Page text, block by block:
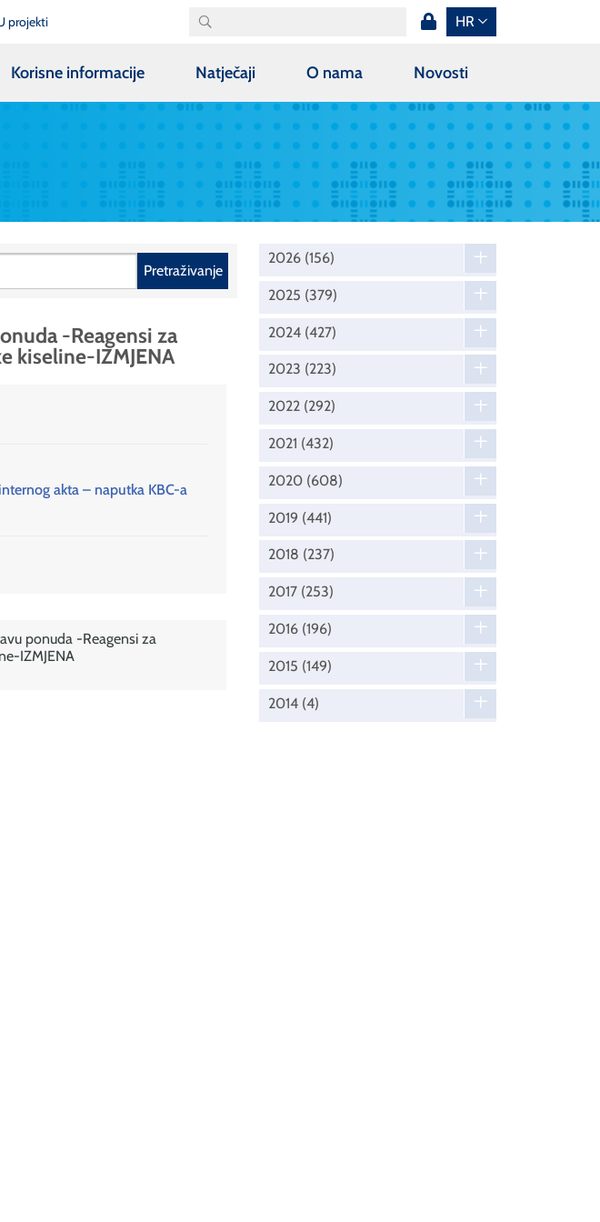
projekti HR
Korisne informacije Natječaji O nama Novosti
Pretraživanje
-Reagensi za
kiseline-IZMJENA
akta – naputka KBC-a
ponuda -Reagensi za
IZMJENA
2026 (156)
2025 (379)
2024 (427)
2023 (223)
2022 (292)
2021 (432)
2020 (608)
2019 (441)
2018 (237)
2017 (253)
2016 (196)
2015 (149)
2014 (4)